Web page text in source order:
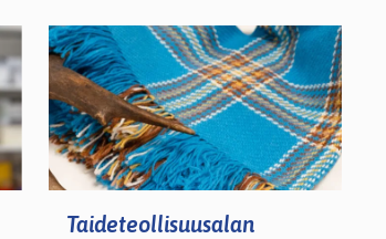
Taideteollisuusalan